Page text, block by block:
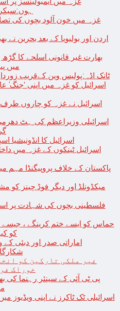
غزہ میں خون آلود بچوں کی
اردن اور بولیویا کے بعد بحرین نے
بھارت غیر قانونی اسلحے کا
میں
ٹانک اڈہ:پولیس وین کےقریب زوردار
اسرائیل کو غزہ میں اپنی
اسرائیلی وزیراعظم کی ہٹ
اسرائیل کا انڈونیشیا
اسرائیل ٹینکوں کے غزہ میں
پاکستان کے خلاف پروپیگنڈا مہم
میکڈونلڈ اور دیگر فوڈ چینز
فلسطینی بچوں کی شہادت پر
حماس کو ایسے ختم کرینگے ، جیسے
کو
اماراتی صدر اور دبئی
غیر ملکی تارکین کو
خوراک
پی ٹی آئی کے سینئر رہنما کی
اسرائیلی ٹک ٹاکرز نے اپنی ویڈیوز